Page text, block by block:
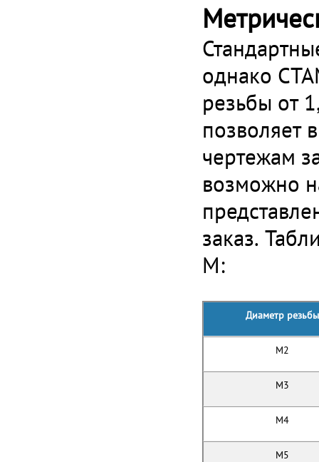
однако
резьбы от
позволяет
чертежам
возможно
заказ.
M:
Диаметр резьбы
M2
M3
M4
M5